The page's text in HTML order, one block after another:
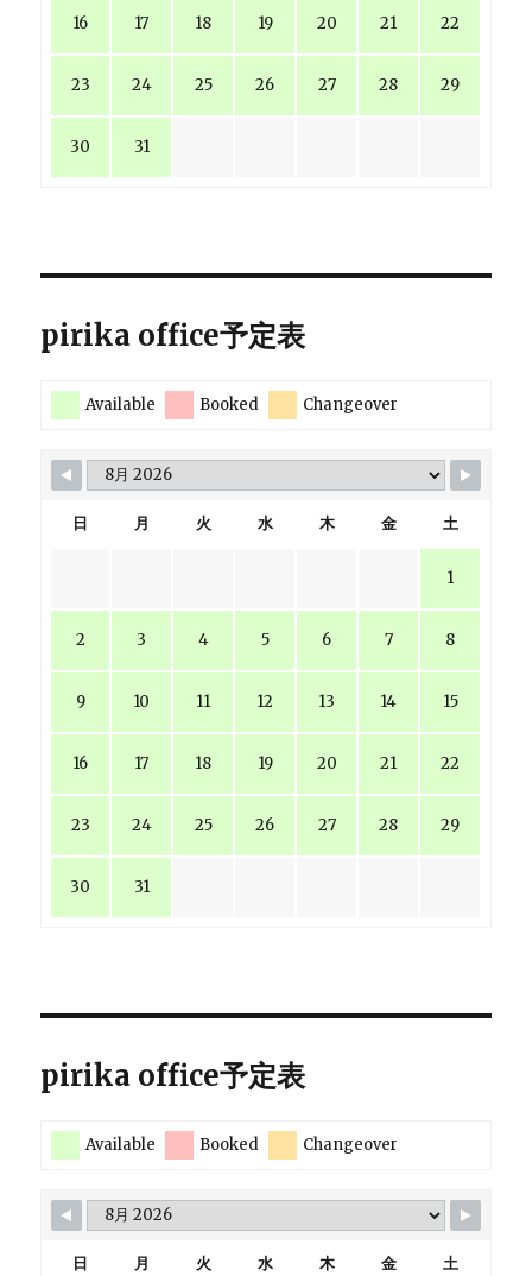
16 17 18 19 20 21 22
23 24 25 26 27 28 29
30 31
pirika office予定表
Available Booked Changeover
日 月 火 水 木 金 土
1
2 3 4 5 6 7 8
9 10 11 12 13 14 15
16 17 18 19 20 21 22
23 24 25 26 27 28 29
30 31
pirika office予定表
Available Booked Changeover
日 月 火 水 木 金 土